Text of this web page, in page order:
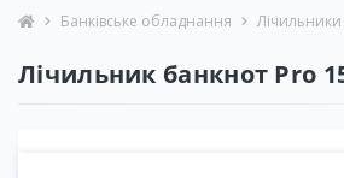
Банківське обладнання
Лічильник банкнот Pro